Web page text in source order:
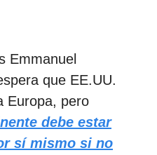
Emmanuel
que EE.UU.
Europa, pero
debe estar
sí mismo si no